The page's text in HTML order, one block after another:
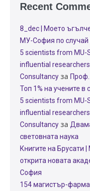
Recent
8_dec | Моето
МУ-София по
5 scientists from MU-
influential
Consultancy за
Топ 1% на учените в
5 scientists from MU-
influential
Consultancy за
световната наука
Книгите на Брусати
открита новата
София
154 магистър-